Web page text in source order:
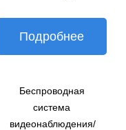
Подробнее
Беспроводная
система
видеонаблюдения/